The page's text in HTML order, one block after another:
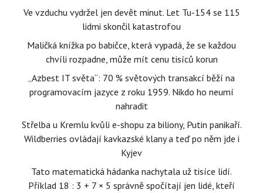
Ve vzduchu vydržel jen devět minut. Let Tu-154 se 115
lidmi skončil katastrofou
Maličká knížka po babičce, která vypadá, že se každou
chvíli rozpadne, může mít cenu tisíců korun
„Azbest IT světa“: 70 % světových transakcí běží na
programovacím jazyce z roku 1959. Nikdo ho neumí
nahradit
Střelba u Kremlu kvůli e-shopu za biliony, Putin panikaří.
Wildberries ovládají kavkazské klany a teď po něm jde i
Kyjev
Tato matematická hádanka nachytala už tisíce lidí.
Příklad 18 : 3 + 7 × 5 správně spočítají jen lidé, kteří